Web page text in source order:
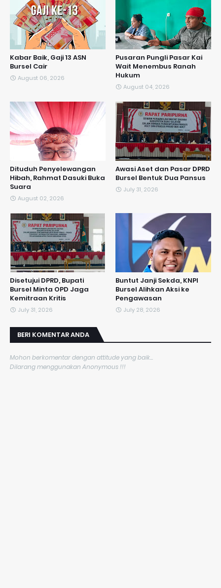
Kabar Baik, Gaji 13 ASN
Bursel Cair
August 06, 2026
Pusaran Pungli Pasar Kai
Wait Menembus Ranah
Hukum
August 04, 2026
Dituduh Penyelewangan
Hibah, Rahmat Dasuki Buka
Suara
August 02, 2026
Awasi Aset dan Pasar DPRD
Bursel Bentuk Dua Pansus
July 31, 2026
Disetujui DPRD, Bupati
Bursel Minta OPD Jaga
Kemitraan Kritis
July 31, 2026
​Buntut Janji Sekda, KNPI
Bursel Alihkan Aksi ke
Pengawasan
July 28, 2026
BERI KOMENTAR ANDA
Mohon berkomentar dengan attitude yang baik...
Dilarang menggunakan Anonymous !!!